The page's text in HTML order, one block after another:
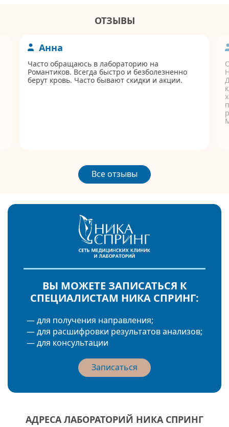
ОТЗЫВЫ
Анна
Часто обращаюсь в лабораторию на
Романтиков. Всегда быстро и безболезненно
берут кровь. Часто бывают скидки и акции.
Все отзывы
ВЫ МОЖЕТЕ ЗАПИСАТЬСЯ К
СПЕЦИАЛИСТАМ НИКА СПРИНГ:
— для получения направления;
— для расшифровки результатов анализов;
— для консультации
Записаться
АДРЕСА ЛАБОРАТОРИЙ НИКА СПРИНГ